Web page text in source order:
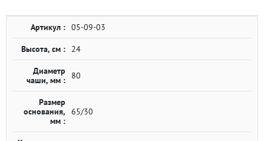
Артикул : 05-09-03
Высота, см : 24
Диаметр
чаши, мм :
80
Размер
основания,
мм :
65/30